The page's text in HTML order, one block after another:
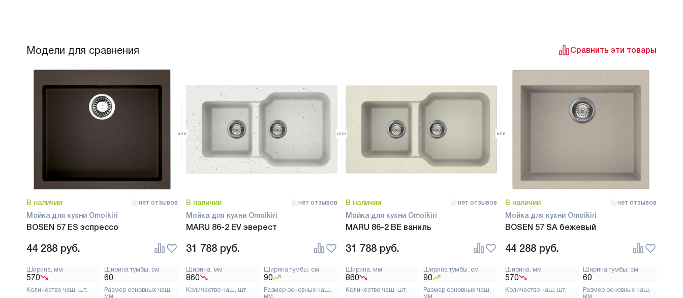
Модели для сравнения Сравнить эти товары
В наличии нет отзывов
Мойка для кухни Omoikiri
BOSEN 57 ES эспрессо
44 288 руб.
Ширина, мм
570
Ширина тумбы, см
60
Количество чаш, шт.
Размер основных чаш,
мм
В наличии нет отзывов
Мойка для кухни Omoikiri
MARU 86-2 EV эверест
31 788 руб.
Ширина, мм
860
Ширина тумбы, см
90
Количество чаш, шт.
Размер основных чаш,
мм
В наличии нет отзывов
Мойка для кухни Omoikiri
MARU 86-2 BE ваниль
31 788 руб.
Ширина, мм
860
Ширина тумбы, см
90
Количество чаш, шт.
Размер основных чаш,
мм
В наличии нет отзывов
Мойка для кухни Omoikiri
BOSEN 57 SA бежевый
44 288 руб.
Ширина, мм
570
Ширина тумбы, см
60
Количество чаш, шт.
Размер основных чаш,
мм